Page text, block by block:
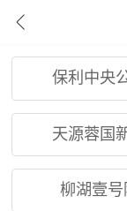
保利中央
天源蓉国
柳湖壹号